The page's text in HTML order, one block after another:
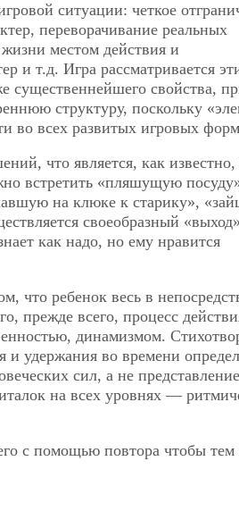
ситуации: четкое
переворачивание реальных
местом действия и
и т.д. Игра рассматривается
существеннейшего свойства,
структуру, поскольку
во всех развитых игровых
что является, как
встретить «пляшущую
на клюке к старику»,
своеобразный «выход»
как надо, но ему нравится
что ребенок весь в
прежде всего, процесс
динамизмом.
и удержания во времени
сил, а не
на всех уровнях —
с помощью повтора чтобы